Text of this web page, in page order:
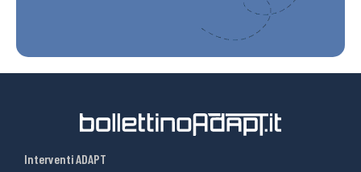
Interventi ADAPT